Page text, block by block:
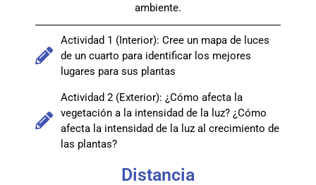
ambiente.
Actividad 1 (Interior): Cree un mapa de luces
de un cuarto para identificar los mejores
lugares para sus plantas
Actividad 2 (Exterior): ¿Cómo afecta la
vegetación a la intensidad de la luz? ¿Cómo
afecta la intensidad de la luz al crecimiento de
las plantas?
Distancia